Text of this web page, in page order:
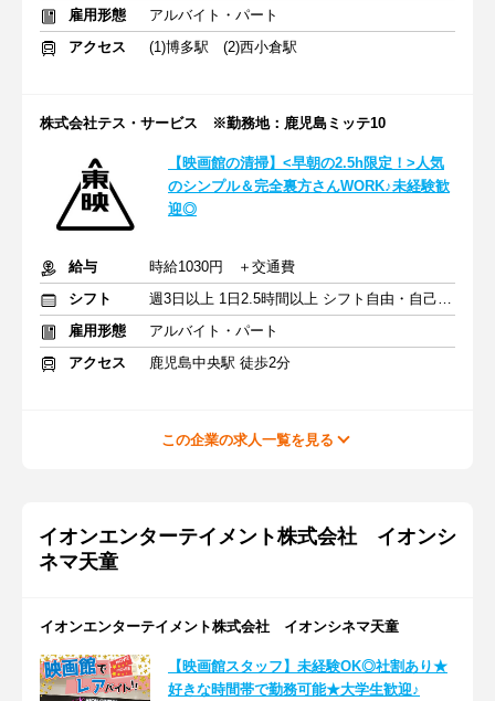
雇用形態
アルバイト・パート
アクセス
(1)博多駅 (2)西小倉駅
株式会社テス・サービス ※勤務地：鹿児島ミッテ10
【映画館の清掃】<早朝の2.5h限定！>人気
のシンプル＆完全裏方さんWORK♪未経験歓
迎◎
給与
時給1030円 ＋交通費
シフト
週3日以上 1日2.5時間以上 シフト自由・自己申告
雇用形態
アルバイト・パート
アクセス
鹿児島中央駅 徒歩2分
この企業の求人一覧を見る
イオンエンターテイメント株式会社 イオンシ
ネマ天童
イオンエンターテイメント株式会社 イオンシネマ天童
【映画館スタッフ】未経験OK◎社割あり★
好きな時間帯で勤務可能★大学生歓迎♪